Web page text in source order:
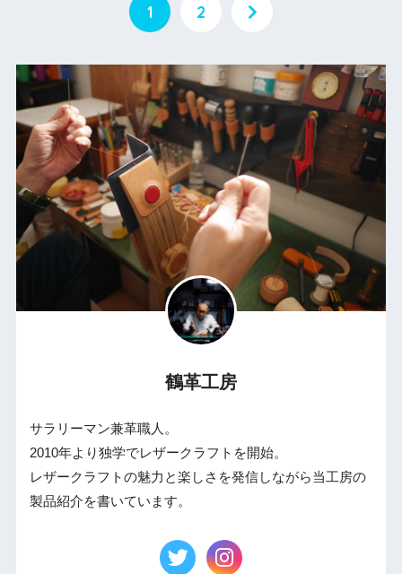
1 2
鶴革工房
サラリーマン兼革職人。
2010年より独学でレザークラフトを開始。
レザークラフトの魅力と楽しさを発信しながら当工房の
製品紹介を書いています。